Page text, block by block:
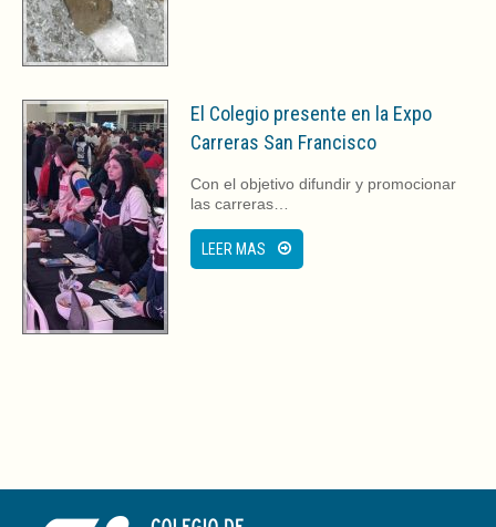
El Colegio presente en la Expo
Carreras San Francisco
Con el objetivo difundir y promocionar
las carreras…
LEER MAS